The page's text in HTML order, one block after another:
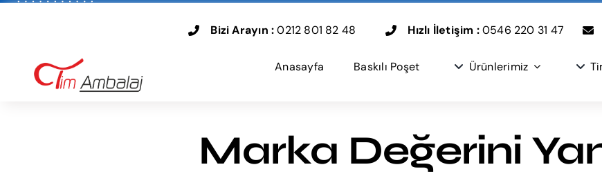
Bizi Arayın :0212 801 82 48 Hızlı İletişim :0546 220 31 47
Anasayfa Baskılı Poşet Ürünlerimiz
Marka Değerini